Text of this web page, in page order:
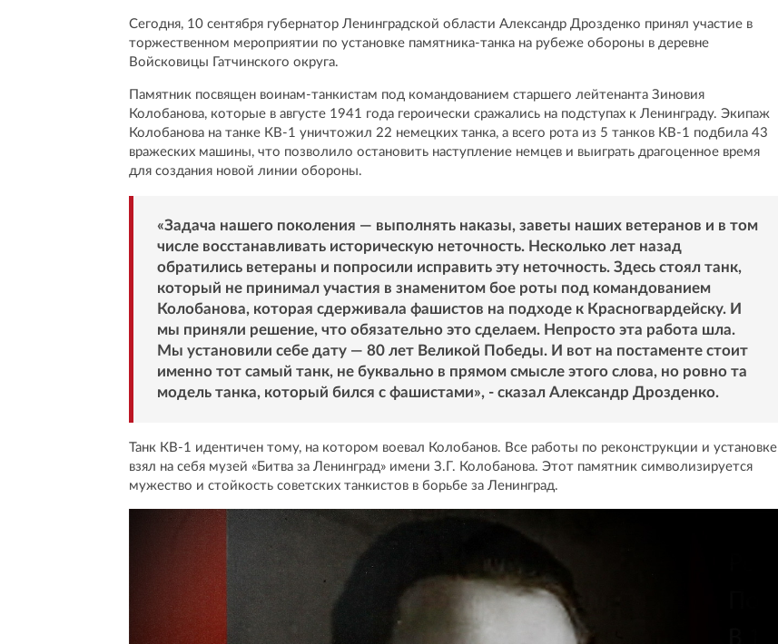
Сегодня, 10 сентября губернатор Ленинградской области Александр Дрозденко принял участие в
торжественном мероприятии по установке памятника-танка на рубеже обороны в деревне
Войсковицы Гатчинского округа.
Памятник посвящен воинам-танкистам под командованием старшего лейтенанта Зиновия
Колобанова, которые в августе 1941 года героически сражались на подступах к Ленинграду. Экипаж
Колобанова на танке КВ-1 уничтожил 22 немецких танка, а всего рота из 5 танков КВ-1 подбила 43
вражеских машины, что позволило остановить наступление немцев и выиграть драгоценное время
для создания новой линии обороны.
«Задача нашего поколения — выполнять наказы, заветы наших ветеранов и в том
числе восстанавливать историческую неточность. Несколько лет назад
обратились ветераны и попросили исправить эту неточность. Здесь стоял танк,
который не принимал участия в знаменитом бое роты под командованием
Колобанова, которая сдерживала фашистов на подходе к Красногвардейску. И
мы приняли решение, что обязательно это сделаем. Непросто эта работа шла.
Мы установили себе дату — 80 лет Великой Победы. И вот на постаменте стоит
именно тот самый танк, не буквально в прямом смысле этого слова, но ровно та
модель танка, который бился с фашистами», - сказал Александр Дрозденко.
Танк КВ-1 идентичен тому, на котором воевал Колобанов. Все работы по реконструкции и установке
взял на себя музей «Битва за Ленинград» имени З.Г. Колобанова. Этот памятник символизируется
мужество и стойкость советских танкистов в борьбе за Ленинград.